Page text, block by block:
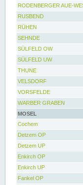
RODENBERGER AUE-
RUSBEND
RÜHEN
SEHNDE
SÜLFELD OW
SÜLFELD UW
THUNE
VELSDORF
VORSFELDE
WARBER GRABEN
MOSEL
Cochem
Detzem OP
Detzem UP
Enkirch OP
Enkirch UP
Fankel OP